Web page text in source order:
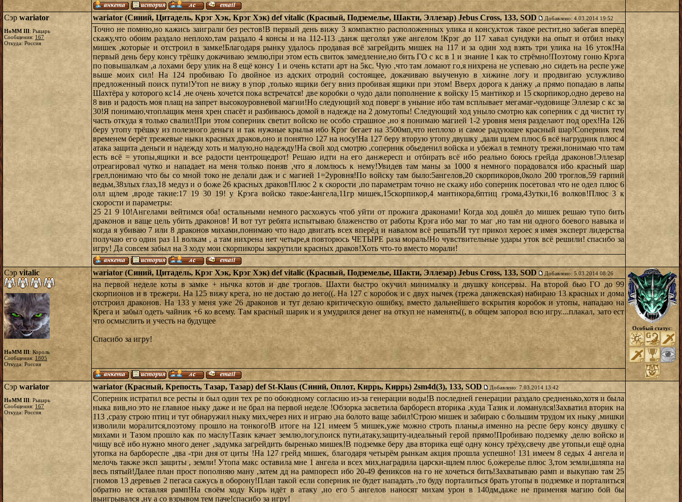
Сэр wariator
HoMM III: Рыцарь
Сообщения: 167
Откуда: Россия
wariator (Синий, Цитадель, Крэг Хэк, Крэг Хэк) def vitalic (Красный, Подземелье, Шакти, Эллезар) Jebus Cross, 133, SOD Добавлено: 4.03.2014 19:52
Точно не помню,но кажись заиграли без рестов!В первый день вижу 3 компактно расположенных улика и консу,ктож такое рестит,но забегая вперёд
скажу,что обоим раздало неплохо,там раздало 4 консы и на 112-113 ,данж щеголял уже ангелом !Крэг до 117 хавал сундуки на опыт и отбил ныку
мишек ,которые и отстроил в замке!Благодаря рынку удалось продавая всё загрейдить мишек на 117 и за один ход взять три улика на 16 уток!На
первый день беру консу трёшку докачиваю землю,при этом есть свиток замедление,но бить ГО с кс в 1 и знание 1 как то стрёмно!Поэтому гоню Крэга
по повышалкам ,а лохами беру улик на 8 ещё консу 1 и очень кстати арт на 5кс. Чую ,что там ломают го,я нихрена не успеваю ,но сидеть на респе уже
выше моих сил! На 124 пробиваю Го двойное из адских отродий состоящее, докачиваю выученую в хижине логу и продвигаю услужливо
предложенный поиск пути!Утоп не вижу в упор ,только ящики бегу вниз пробивая ящики при этом! Вверх дорога к данжу ,а прямо попадаю в лапы
Шахтёра у которого кс14 ,не очень хочется пока встречатся! две коробки о чудо дали пополнение к войску 15 мантикор и 15 скорпикор,одно дерево на
8 вив и радость моя плащ на запрет высокоуровневой магии!Но следующий ход поверг в уныние ибо там всплывает мегамаг-чудовище Эллезар с кс за
30!Я понимаю,чтоплащик меня хрен спасёт и разбиваюсь домой в надежде на 2 домутопы! Следующий ход уныло смотрю как соперник с дд чистит ту
часть откуда я только свалил!При этом соперник светит войско не особо страшное ,но я понимаю магией 1-2 уровня меня разделают под орех!На 126
беру утопу трёшку из полезного деньги и так нужные крылья ибо Крэг бегает на 3500мп,что неплохо и самое радующее красный шар!Соперник тем
временем берёт трежевые ныки красных драков,оно и понятно 127 на носу!На 127 беру вторую утопу двушку ,дали щлем плюс 6 всё нагрудник плюс 4
атака защита ,деньги и надежду хоть и малую,но надежду!На свой ход смотрю ,соперник обьеденил войска и убежал в темноту трежи,понимаю что там
есть всё = утопы,ящики и все радости центрощедрот! Решаю идти на его данжересп и отбирать всё ибо реально боюсь грейда драконов!Эллезар
отреагировал чутко и нападает на меня только поняв ,что я ломлюсь к нему!Увидев там маны за 1000 я немного порадовался ибо красный шар
грел,понимаю что бы со мной токо не делали даж и с магией 1=2уровня!По войску там было:5ангелов,20 скорпикоров,0коло 200 троглов,59 гарпий
ведьм,38злых глаз,18 медуз и о боже 26 красных драков!Плюс 2 к скорости ,по параметрам точно не скажу ибо соперник посетовал что не одел плюс 6
олл щлем ,вроде такие:17 19 30 19! у Крэга войско такое:4ангела,11гр мишек,15скорпикор,4 мантикора,6птиц грома,43утки,16 волков!Плюс 3 к
скорости и параметры:
25 21 9 10!Ангелами вейтимся оба! остальными немного расхожусь чтоб уйти от прожига драконами! Когда ход дошёл до мишек решаю тупо бить
драконов и ваще цель убить драконов! И вот тут ребята испытываю блаженство от работы Крэга ибо маг то маг ,но там ни одного боевого навыка и
когда я убиваю 7 или 8 драконов михами,понимаю что надо двигать всех вперёд и навалом всё решать!И тут прикол хероес я имея эксперт лидерства
получаю его один раз 11 волкам , а там нихрена нет четыре,я повторюсь ЧЕТЫРЕ раза мораль!Но чувствительные удары уток всё решили! спасибо за
игру! Да совсем забыл на 3 ходу мои скорпикоры закрутили красных драков!Хоть что-то вместо морали!
Сэр vitalic
HoMM III: Король
Сообщения: 1805
Откуда: Россия
wariator (Синий, Цитадель, Крэг Хэк, Крэг Хэк) def vitalic (Красный, Подземелье, Шакти, Эллезар) Jebus Cross, 133, SOD Добавлено: 5.03.2014 08:26
на первой неделе коты в замке + нычка котов и две троглов. Шахти быстро окучил минималку и двушку консервы. На второй бью ГО до 99
скорпионов и в трежери. На 125 вижу крега, но не достаю до него((. На 127 с коробок и с двух нычек (трежа данжевская) набираю 13 красных и дома
отстроил драконов. На 133 у меня уже 26 драконов и тут делаю критическую ошибку, вместо дальнейшего вскрытия коробок и утопы, нападаю на
Крега и забыл одеть чайник +6 ко всему. Там красный шарик и я умудрился денег на откуп не наменять((, в общем запорол всю игру....плакал, зато ест
что осмыслить и учесть на будущее
Спасибо за игру!
Особый статус:
Сэр wariator
HoMM III: Рыцарь
Сообщения: 167
Откуда: Россия
wariator (Красный, Крепость, Тазар, Тазар) def St-Klaus (Синий, Оплот, Киррь, Киррь) 2sm4d(3), 133, SOD Добавлено: 7.03.2014 13:42
Соперник истратил все ресты и был один тех ре по обоюдному согласию из-за генерации воды!В последней генерации раздало средненько,хотя и была
ныка вив,но это не главное ныку даже и не брал на первой неделе !Обзорка засветила барборесп вторика ,куда Тазик и ломанулся!Захватил вторик на
113 ,сразу строю птиц и тут обнаружил ныку мих,через них и играю ,на болото ваще забил!Строю мишек и забираю с большим трудом их ныку ,мишки
изволили моралится,поэтому прошло на тонкого!В итоге на 121 имеем 5 мишек,уже можно строть планы,а именно на респе беру консу двушку с
михами и Тазом прошло как по маслу!Тазик качает землю,логу,поиск пути,атаку,защиту-идеальный герой прямо!Пробиваю подземку ,делю войско и
чищу всё ибо нужно много денег ,задумка загрейдить быренько мишек!В подземке беру два вторика ещё одну консу трёху,свечу две утопы,и ещё одна
утопка на барбореспе ,два -три дня от циты !На 127 грейд мишек, благодаря четырём рынкам акция прошла успешно! 131 имеем 8 седых 4 ангела и
мелочь также эксп защиты , земли! Утопа макс оставила мне 1 ангела и всех мих,наградила царски-щлем плюс 6,ожерелье плюс 3,том земли,шляпа на
весь пятый!Далее план прост пополняю ману ,затем дд на рампоресп ибо 20-49 фениксов на го не хочеться бить!Захватываю рамп и выкупаю там 25
гномов 13 деревьев 2 пегаса сажусь в оборону!План такой если соперник не будет нападать ,то буду порталиться брать утопы в подземке и порталиться
обратно не оставляя рамп!На своём ходу Кирь идёт в атаку ,но его 5 ангелов наносят михам урон в 140дм,даже не применяя магию бой бы
выигрывался ,ну а со взрывом тем паче!спасибо за игру!